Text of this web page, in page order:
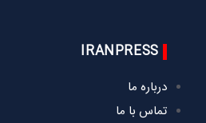
IRANPRESS
درباره ما
تماس با ما